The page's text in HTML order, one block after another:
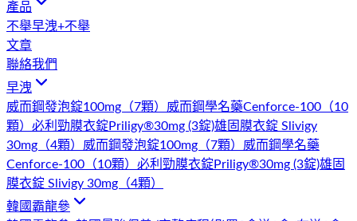
產品
不舉早洩+不舉
文章
聯絡我們
早洩
威而鋼發泡錠100mg（7顆） 威而鋼學名藥Cenforce-100（10
顆） 必利勁膜衣錠Priligy®30mg (3錠)雄固膜衣錠 Slivigy
30mg（4顆） 威而鋼發泡錠100mg（7顆） 威而鋼學名藥
Cenforce-100（10顆） 必利勁膜衣錠Priligy®30mg (3錠)雄固
膜衣錠 Slivigy 30mg（4顆）
韓國霸龍參